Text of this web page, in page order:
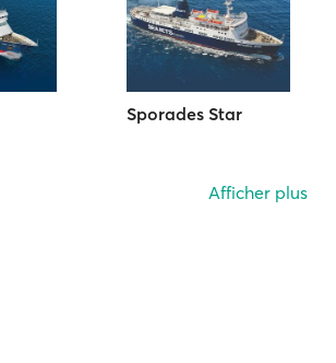
Sporades Star
Afficher plus